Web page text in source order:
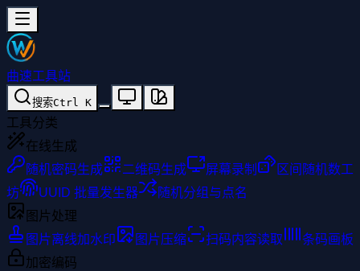
曲速工具站
搜索Ctrl K
工具分类
在线生成
随机密码生成
二维码生成 屏幕录制
区间随机数工
坊
UUID 批量发生器
随机分组与点名
图片处理
图片离线加水印
图片压缩 扫码内容读取
条码画板
加密编码